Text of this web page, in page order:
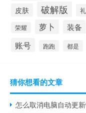
皮肤 破解版
荣耀 萝卜 装备
账号 跑跑 都是
猜你想看的文章
怎么取消电脑自动更